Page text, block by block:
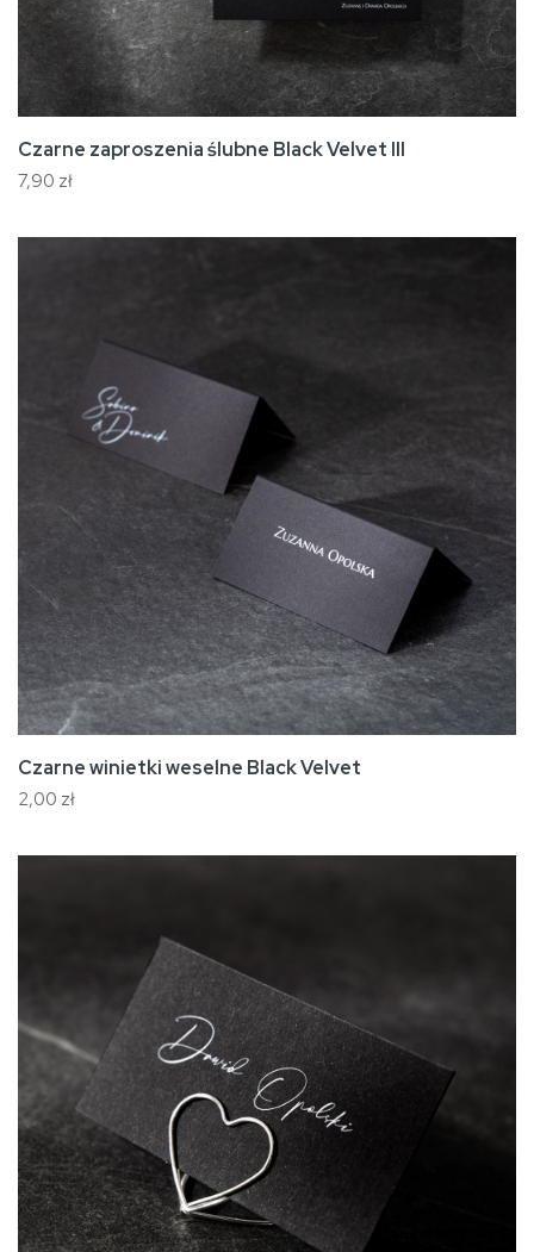
Czarne zaproszenia ślubne Black Velvet III
7,90 zł
Czarne winietki weselne Black Velvet
2,00 zł